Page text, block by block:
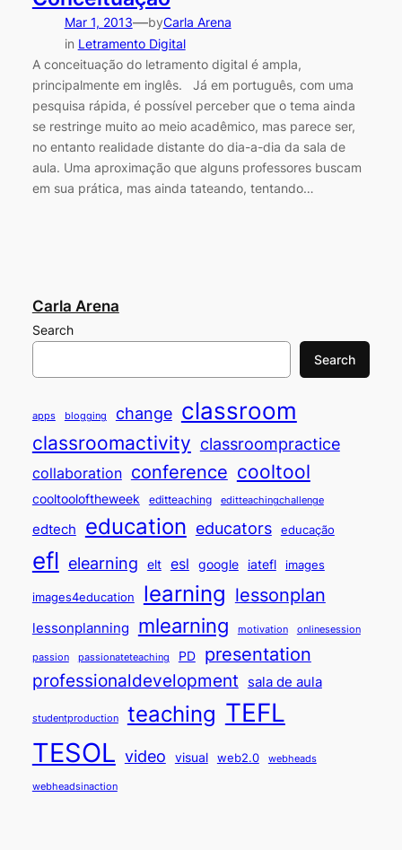
Mar 1, 2013—byCarla Arena
in Letramento Digital
A conceituação do letramento digital é ampla,
principalmente em inglês. Já em português, com uma
pesquisa rápida, é possível perceber que o tema ainda
se restringe muito ao meio acadêmico, mas parece ser,
no entanto realidade distante do dia-a-dia da sala de
aula. Uma aproximação que alguns professores buscam
em sua prática, mas ainda tateando, tentando…
Carla Arena
Search
Search
apps blogging change classroom
classroomactivity classroompractice
collaboration conference cooltool
cooltooloftheweek editteaching editteachingchallenge
edtech education educators educação
efl elearning elt esl google iatefl images
images4education learning lessonplan
lessonplanning mlearning motivation onlinesession
passion passionateteaching PD presentation
professionaldevelopment sala de aula
studentproduction teaching TEFL
TESOL video visual web2.0 webheads
webheadsinaction